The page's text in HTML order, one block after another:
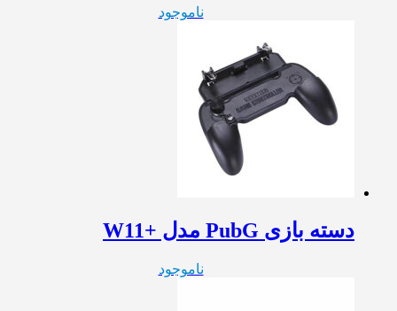
ناموجود
دسته بازی PubG مدل +W11
ناموجود